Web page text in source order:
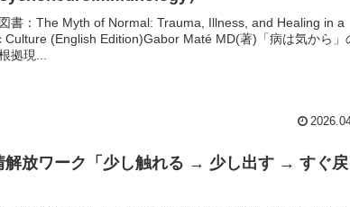
書：The Myth of Normal: Trauma, Illness, and Healing in a
Culture (English Edition)Gabor Maté MD(著)「病は気から」
拠現...
解放ワーク「少し触れる → 少し出す → すぐ戻